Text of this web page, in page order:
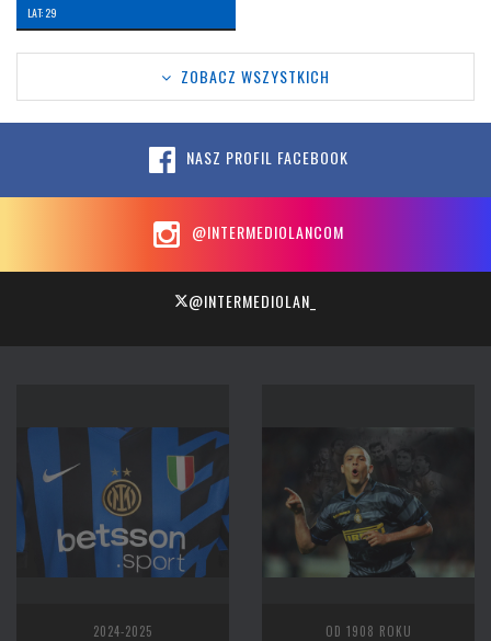
LAT: 29
ZOBACZ WSZYSTKICH
NASZ PROFIL FACEBOOK
@INTERMEDIOLANCOM
@INTERMEDIOLAN_
2024-2025 OD 1908 ROKU